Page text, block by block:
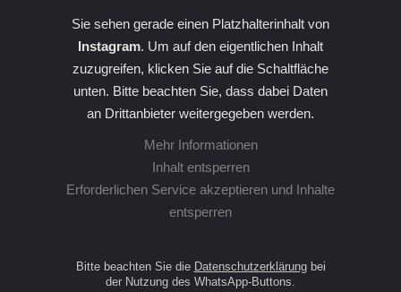
Sie sehen gerade einen Platzhalterinhalt von
Instagram. Um auf den eigentlichen Inhalt
zuzugreifen, klicken Sie auf die Schaltfläche
unten. Bitte beachten Sie, dass dabei Daten
an Drittanbieter weitergegeben werden.
Mehr Informationen
Inhalt entsperren
Erforderlichen Service akzeptieren und Inhalte
entsperren
Bitte beachten Sie die Datenschutzerklärungbei
der Nutzung des WhatsApp-Buttons.